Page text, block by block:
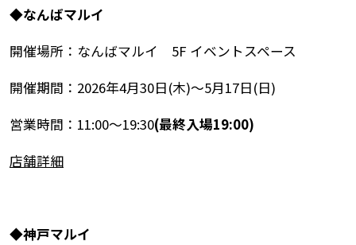
◆なんばマルイ
開催場所：なんばマルイ 5F イベントスペース
開催期間：2026年4月30日(木)～5月17日(日)
営業時間：11:00～19:30(最終入場19:00)
店舗詳細
◆神戸マルイ